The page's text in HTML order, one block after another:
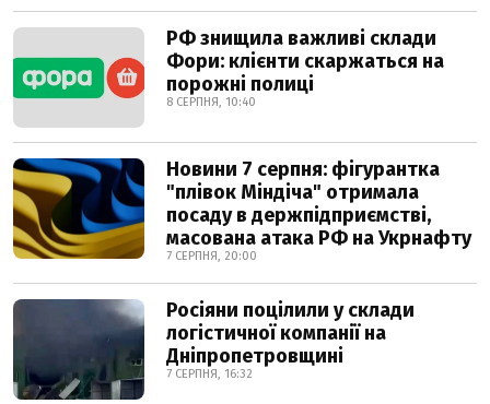
РФ знищила важливі склади
Фори: клієнти скаржаться на
порожні полиці
8 СЕРПНЯ, 10:40
Новини 7 серпня: фігурантка
"плівок Міндіча" отримала
посаду в держпідприємстві,
масована атака РФ на Укрнафту
7 СЕРПНЯ, 20:00
Росіяни поцілили у склади
логістичної компанії на
Дніпропетровщині
7 СЕРПНЯ, 16:32